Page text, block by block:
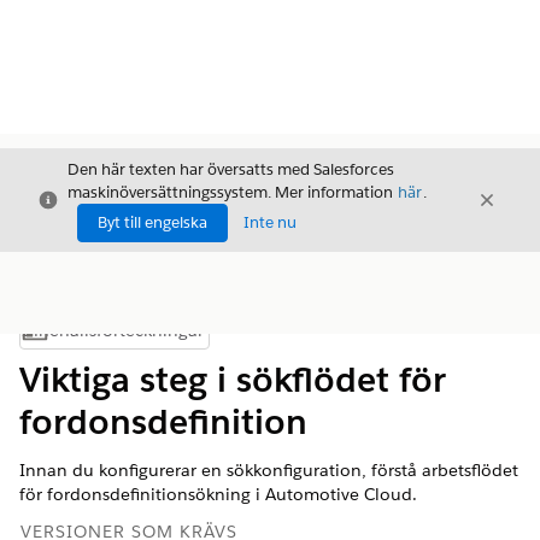
Stäng
Den här texten har översatts med Salesforces
maskinöversättningssystem. Mer information här.
Byt till engelska
Inte nu
Stäng
Visa innehållsförteckning
Innehållsförteckningar
Viktiga steg i sökflödet för
fordonsdefinition
Innan du konfigurerar en sökkonfiguration, förstå arbetsflödet
för fordonsdefinitionsökning i Automotive Cloud.
VERSIONER SOM KRÄVS